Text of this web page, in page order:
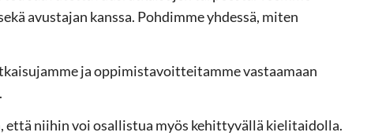
avus­ta­jan kans­sa. Poh­dim­me yh­des­sä, miten
ja op­pi­mis­ta­voit­tei­tam­me vas­taa­maan
nii­hin voi osal­lis­tua myös ke­hit­ty­väl­lä kie­li­tai­dol­la.